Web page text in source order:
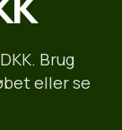
Brug
eller se